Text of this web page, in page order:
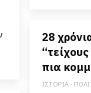
28
πια
ΙΣΤΟΡΙΑ -